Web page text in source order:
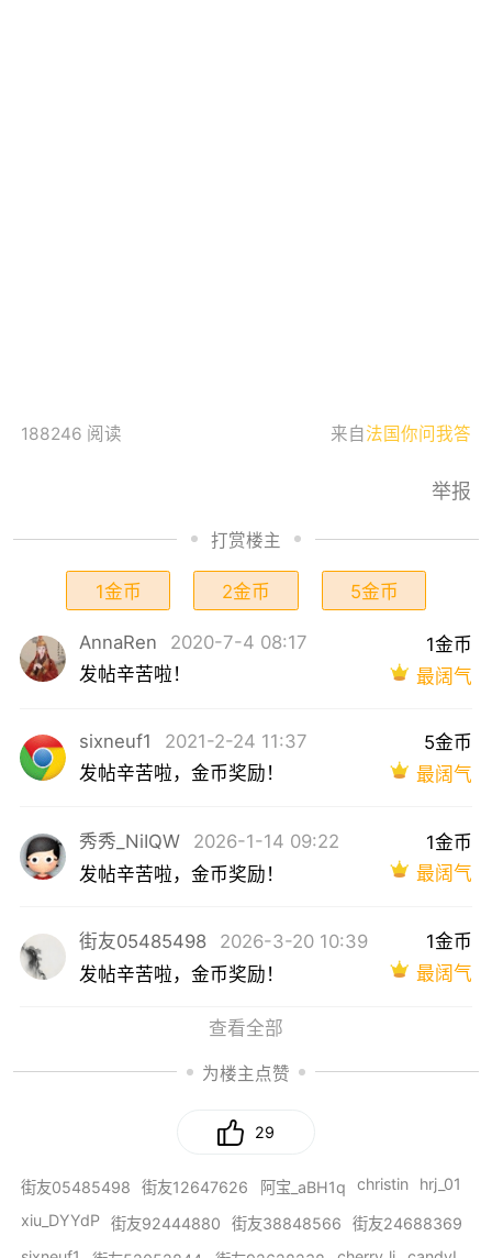
188246 阅读 来自法国你问我答
举报
打赏楼主
1金币 2金币 5金币
AnnaRen
2020-7-4 08:17
发帖辛苦啦！
1金币
最阔气
sixneuf1
2021-2-24 11:37
发帖辛苦啦，金币奖励！
5金币
最阔气
秀秀_NiIQW
2026-1-14 09:22
发帖辛苦啦，金币奖励！
1金币
最阔气
街友05485498
2026-3-20 10:39
发帖辛苦啦，金币奖励！
1金币
最阔气
查看全部
为楼主点赞
29
街友05485498 街友12647626 阿宝_aBH1q christin
hrj_01
xiu_DYYdP 街友92444880 街友38848566
街友24688369